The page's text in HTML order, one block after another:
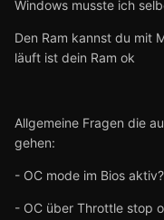
Windows musste ich
Den Ram kannst du mit
läuft ist dein Ram ok
Allgemeine Fragen die
gehen:
- OC mode im Bios aktiv?
- OC über Throttle stop